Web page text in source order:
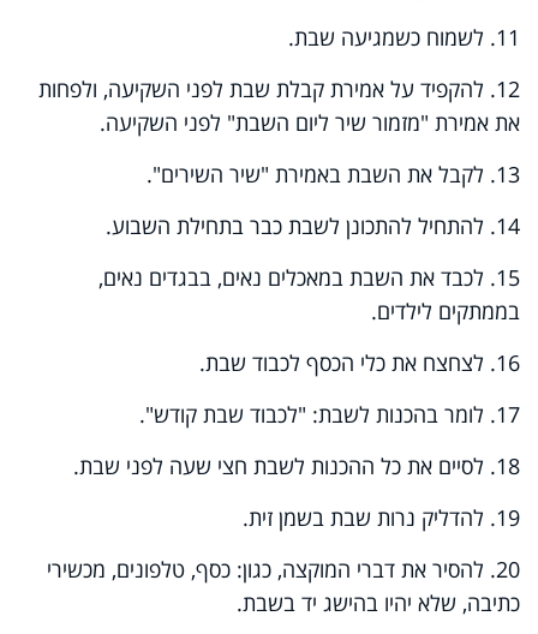
11. לשמוח כשמגיעה שבת.
12. להקפיד על אמירת קבלת שבת לפני השקיעה, ולפחות
את אמירת "מזמור שיר ליום השבת" לפני השקיעה.
13. לקבל את השבת באמירת "שיר השירים".
14. להתחיל להתכונן לשבת כבר בתחילת השבוע.
15. לכבד את השבת במאכלים נאים, בבגדים נאים,
בממתקים לילדים.
16. לצחצח את כלי הכסף לכבוד שבת.
17. לומר בהכנות לשבת: "לכבוד שבת קודש".
18. לסיים את כל ההכנות לשבת חצי שעה לפני שבת.
19. להדליק נרות שבת בשמן זית.
20. להסיר את דברי המוקצה, כגון: כסף, טלפונים, מכשירי
כתיבה, שלא יהיו בהישג יד בשבת.